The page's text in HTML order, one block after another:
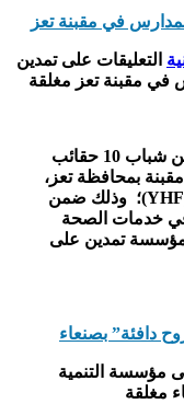
في مقبنة تعز
التعليقات على تمدين
في مقبنة تعز مغلقة
منصة إنسان- متابعات وزعت مؤسسة تمدين شباب 10 حقائب
بمحافظة تعز،
امس بتمويل من صندوق التمويل الإنساني (YHF)؛ وذلك ضمن
خدمات الصحة
مؤسسة تمدين على
دافئة” بصنعاء
مؤسسة التنمية
مغلقة